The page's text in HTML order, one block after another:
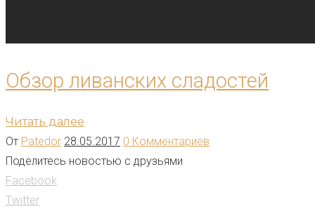
Обзор ливанских сладостей
Читать далее
От Patedor 28.05.2017 0 Комментариев
Поделитесь новостью с друзьями
Facebook
Twitter